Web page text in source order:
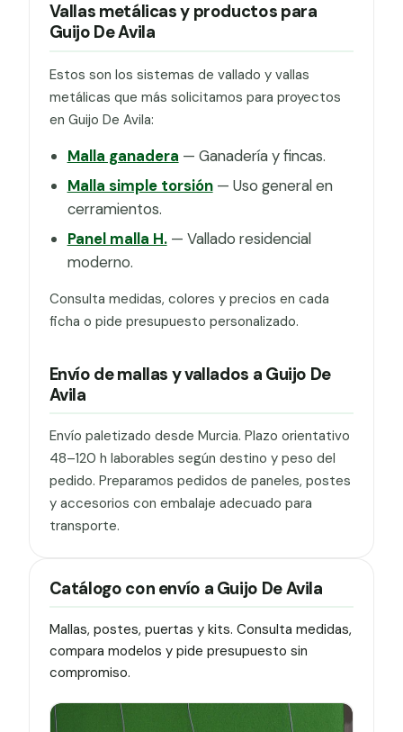
Vallas metálicas y productos para
Guijo De Avila
Estos son los sistemas de vallado y vallas
metálicas que más solicitamos para proyectos
en Guijo De Avila:
Malla ganadera — Ganadería y fincas.
Malla simple torsión— Uso general en
cerramientos.
Panel malla H.— Vallado residencial
moderno.
Consulta medidas, colores y precios en cada
ficha o pide presupuesto personalizado.
Envío de mallas y vallados a Guijo De
Avila
Envío paletizado desde Murcia. Plazo orientativo
48–120 h laborables según destino y peso del
pedido. Preparamos pedidos de paneles, postes
y accesorios con embalaje adecuado para
transporte.
Catálogo con envío a Guijo De Avila
Mallas, postes, puertas y kits. Consulta medidas,
compara modelos y pide presupuesto sin
compromiso.